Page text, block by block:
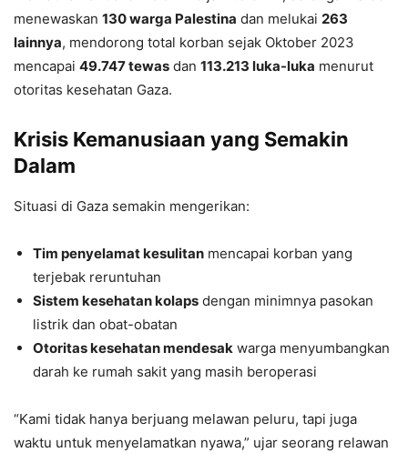
menewaskan 130 warga Palestina dan melukai 263
lainnya, mendorong total korban sejak Oktober 2023
mencapai 49.747 tewas dan 113.213 luka-luka menurut
otoritas kesehatan Gaza.
Krisis Kemanusiaan yang Semakin
Dalam
Situasi di Gaza semakin mengerikan:
Tim penyelamat kesulitan mencapai korban yang
terjebak reruntuhan
Sistem kesehatan kolaps dengan minimnya pasokan
listrik dan obat-obatan
Otoritas kesehatan mendesak warga menyumbangkan
darah ke rumah sakit yang masih beroperasi
“Kami tidak hanya berjuang melawan peluru, tapi juga
waktu untuk menyelamatkan nyawa,” ujar seorang relawan